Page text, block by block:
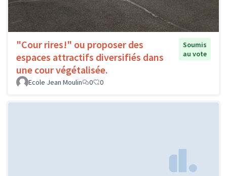
"Cour rires!" ou proposer des
espaces attractifs diversifiés dans
une cour végétalisée.
Soumis
au vote
Ecole Jean Moulin 0 0